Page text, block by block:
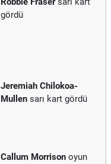
gördü
Jeremiah Chilokoa-
Mullen sarı kart gördü
Callum Morrison oyun